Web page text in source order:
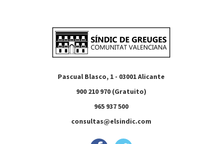
Pascual Blasco, 1 - 03001 Alicante
900 210 970 (Gratuito)
965 937 500
consultas@elsindic.com